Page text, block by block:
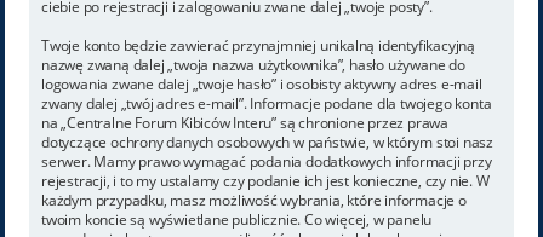
ciebie po rejestracji i zalogowaniu zwane dalej „twoje posty”.
Twoje konto będzie zawierać przynajmniej unikalną identyfikacyjną
nazwę zwaną dalej „twoja nazwa użytkownika”, hasło używane do
logowania zwane dalej „twoje hasło” i osobisty aktywny adres e-mail
zwany dalej „twój adres e-mail”. Informacje podane dla twojego konta
na „Centralne Forum Kibiców Interu” są chronione przez prawa
dotyczące ochrony danych osobowych w państwie, w którym stoi nasz
serwer. Mamy prawo wymagać podania dodatkowych informacji przy
rejestracji, i to my ustalamy czy podanie ich jest konieczne, czy nie. W
każdym przypadku, masz możliwość wybrania, które informacje o
twoim koncie są wyświetlane publicznie. Co więcej, w panelu